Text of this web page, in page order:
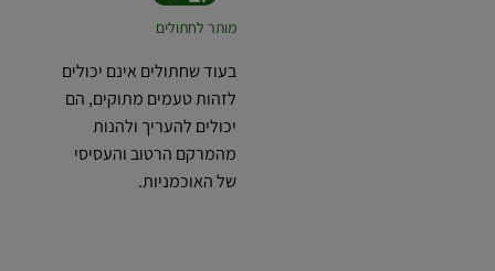
מותר לחתולים
בעוד שחתולים אינם יכולים
לזהות טעמים מתוקים, הם
יכולים להעריך ולהנות
מהמרקם הרטוב והעסיסי
של האוכמניות.